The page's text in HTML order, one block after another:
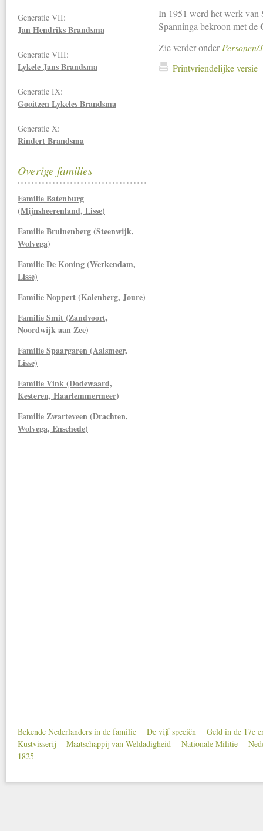
In 1951 werd het werk van
Spanninga bekroon met de
Zie verder onder
Printvriendelijke versie
Generatie VII:
Jan HendriksBrandsma
Generatie VIII:
Lykele Jans Brandsma
Generatie IX:
Gooitzen Lykeles Brandsma
Generatie X:
Rindert Brandsma
Overige families
Familie Batenburg
(Mijnsheerenland, Lisse)
Familie Bruinenberg (Steenwijk,
Wolvega)
Familie De Koning (Werkendam,
Lisse)
Familie Noppert (Kalenberg, Joure)
Familie Smit (Zandvoort,
Noordwijk aan Zee)
Familie Spaargaren (Aalsmeer,
Lisse)
Familie Vink (Dodewaard,
Kesteren, Haarlemmermeer)
Familie Zwarteveen (Drachten,
Wolvega, Enschede)
Secondary menu
Bekende Nederlanders in de familie De vijf speciën
Geld in de 17e
Kustvisserij
Maatschappij van Weldadigheid Nationale Militie
1825